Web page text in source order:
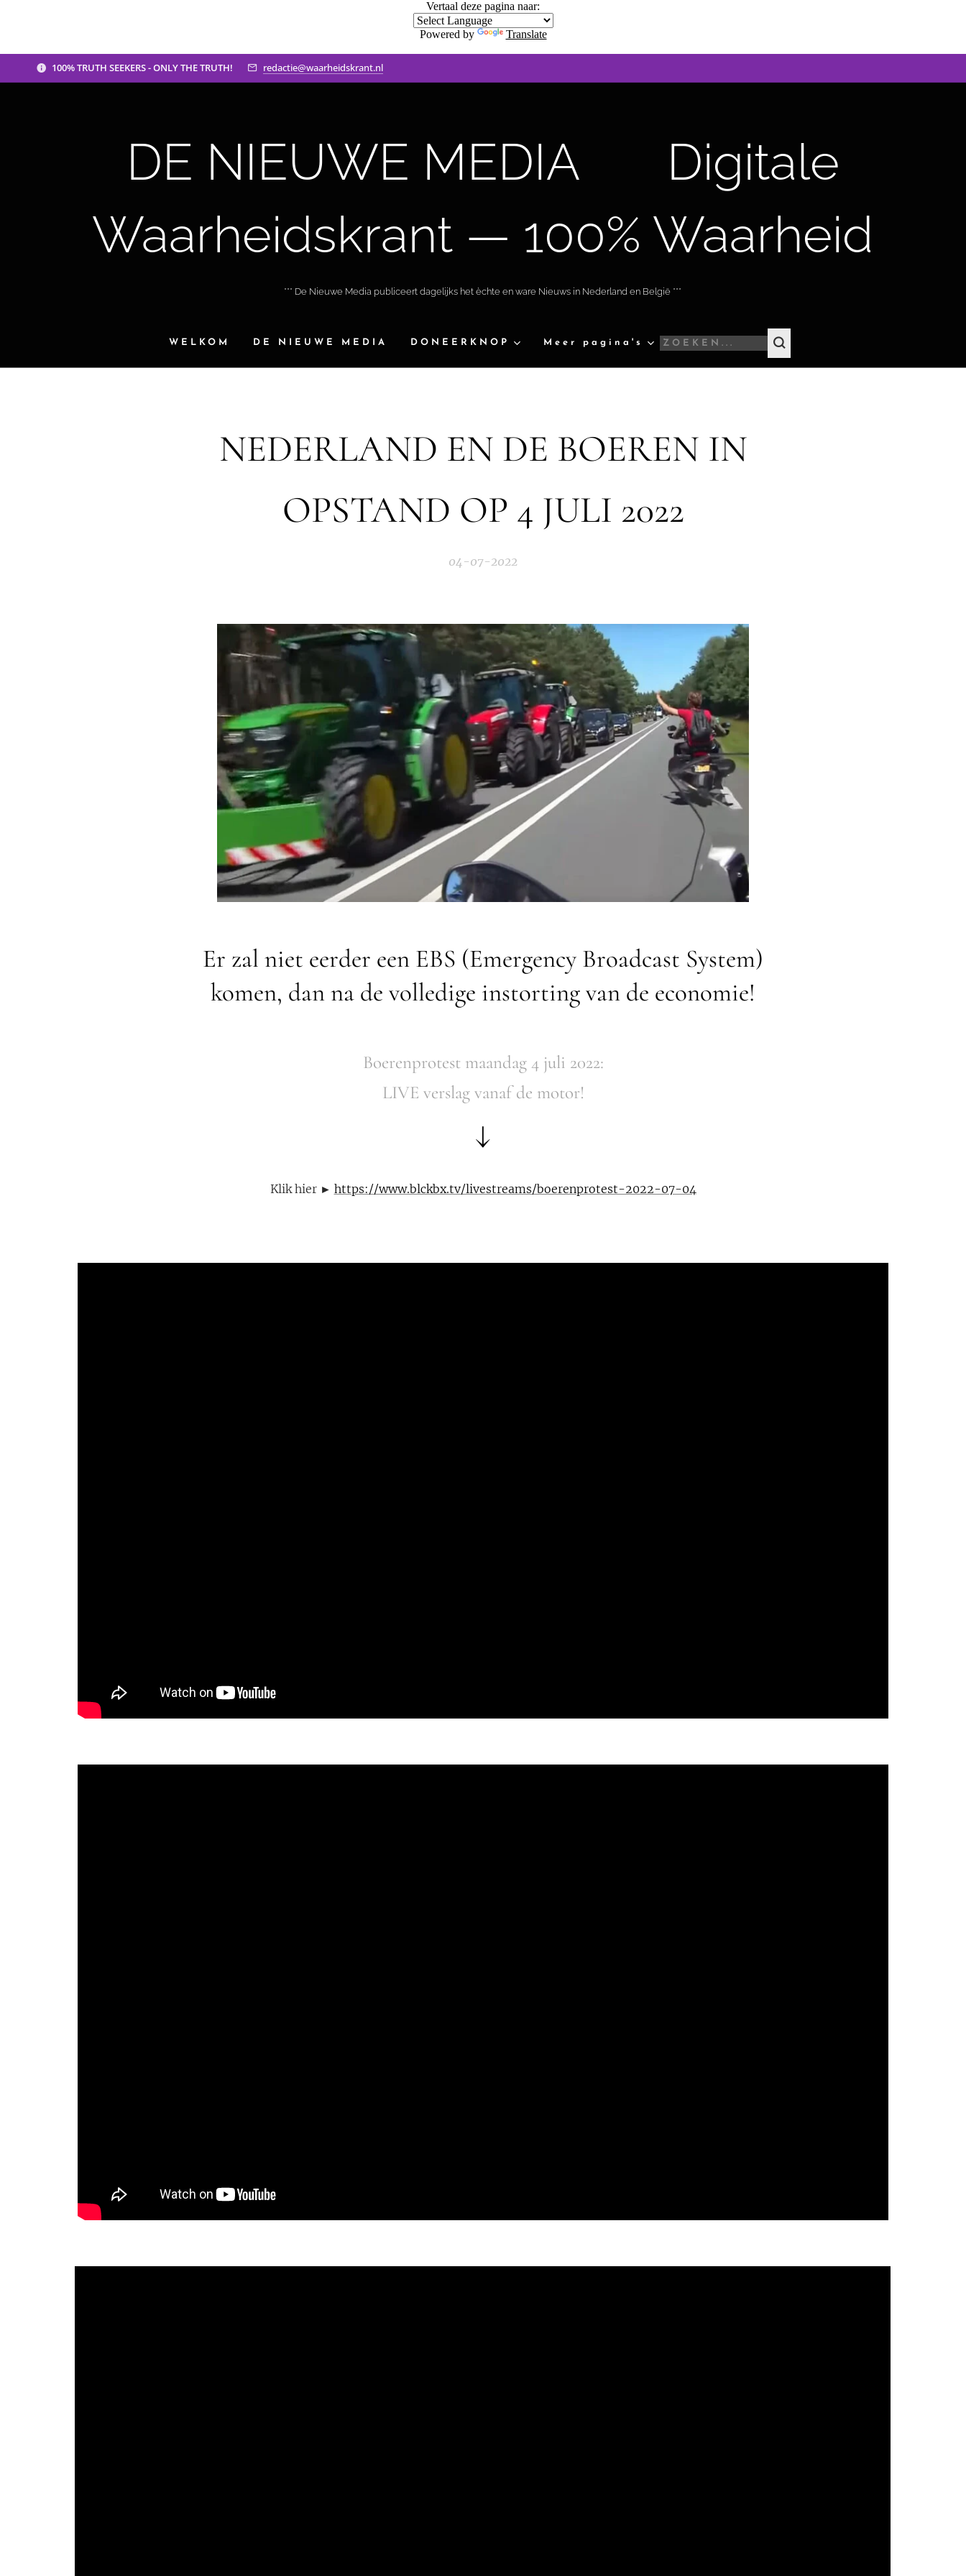
Vertaal deze pagina naar:
Powered by Translate
100% TRUTH SEEKERS - ONLY THE TRUTH! redactie@waarheidskrant.nl
DE NIEUWE MEDIA 🟣 Digitale
Waarheidskrant — 100% Waarheid
*** De Nieuwe Media publiceert dagelijks het èchte en ware Nieuws in Nederland en België ***
WELKOM DE NIEUWE MEDIA DONEERKNOP Meer pagina's
NEDERLAND EN DE BOEREN IN
OPSTAND OP 4 JULI 2022
04-07-2022
Er zal niet eerder een EBS (Emergency Broadcast System)
komen, dan na de volledige instorting van de economie!
Boerenprotest maandag 4 juli 2022:
LIVE verslag vanaf de motor!
↓
Klik hier ► https://www.blckbx.tv/livestreams/boerenprotest-2022-07-04